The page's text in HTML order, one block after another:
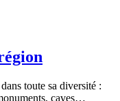
toute sa diversité :
caves…